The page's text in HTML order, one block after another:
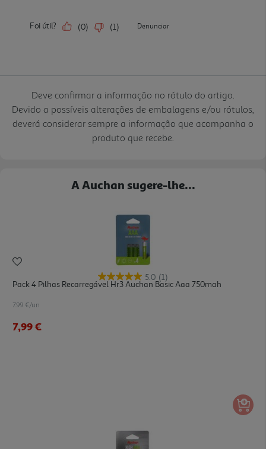
Deve confirmar a informação no rótulo do artigo.
Devido a possíveis alterações de embalagens e/ou rótulos,
deverá considerar sempre a informação que acompanha o
produto que recebe.
A Auchan sugere-lhe...
5.0 (1)
Pack 4 Pilhas Recarregável Hr3 Auchan Basic Aaa 750mah
7.99 €/un
7,99 €